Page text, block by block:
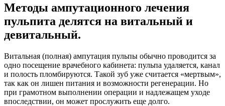
Методы ампутационного лечения
пульпита делятся на витальный и
девитальный.
Витальная (полная) ампутация пульпы обычно проводится за
одно посещение врачебного кабинета: пульпа удаляется, канал
и полость пломбируются. Такой зуб уже считается «мертвым»,
так как он лишен питания и возможности регенерации. Но
при грамотном выполнении операции и надлежащем уходе
впоследствии, он может прослужить еще долго.